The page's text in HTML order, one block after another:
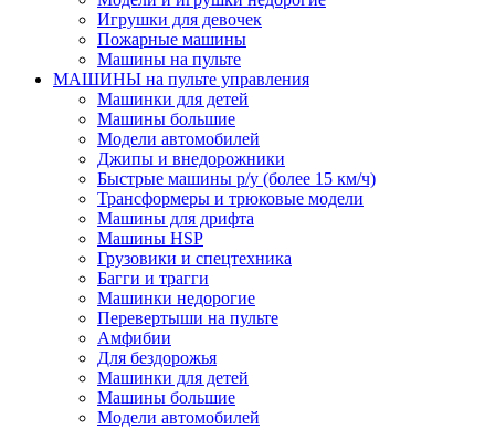
Игрушки для девочек
Пожарные машины
Машины на пульте
МАШИНЫ на пульте управления
Машинки для детей
Машины большие
Модели автомобилей
Джипы и внедорожники
Быстрые машины р/у (более 15 км/ч)
Трансформеры и трюковые модели
Машины для дрифта
Машины HSP
Грузовики и спецтехника
Багги и трагги
Машинки недорогие
Перевертыши на пульте
Амфибии
Для бездорожья
Машинки для детей
Машины большие
Модели автомобилей